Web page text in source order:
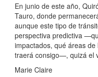
En junio de este año,
Tauro, donde
aunque este tipo de
perspectiva predictiva
impactados, qué áreas
traerá consigo—, quizá el
Marie Claire